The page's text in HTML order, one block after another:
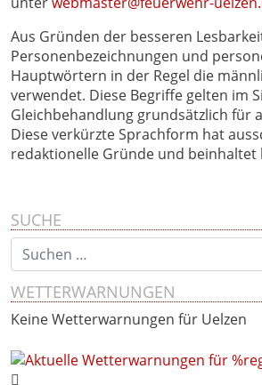
Aus Gründen der besseren
Personenbezeichnungen und
Hauptwörtern in der Regel die
verwendet. Diese Begriffe gelten im
Gleichbehandlung grundsätzlich für
Diese verkürzte Sprachform hat
redaktionelle Gründe und beinhaltet
SUCHE
Suchen nach:
WETTERWARNUNGEN
Keine Wetterwarnungen für Uelzen